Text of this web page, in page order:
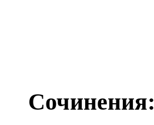
Сочинения: